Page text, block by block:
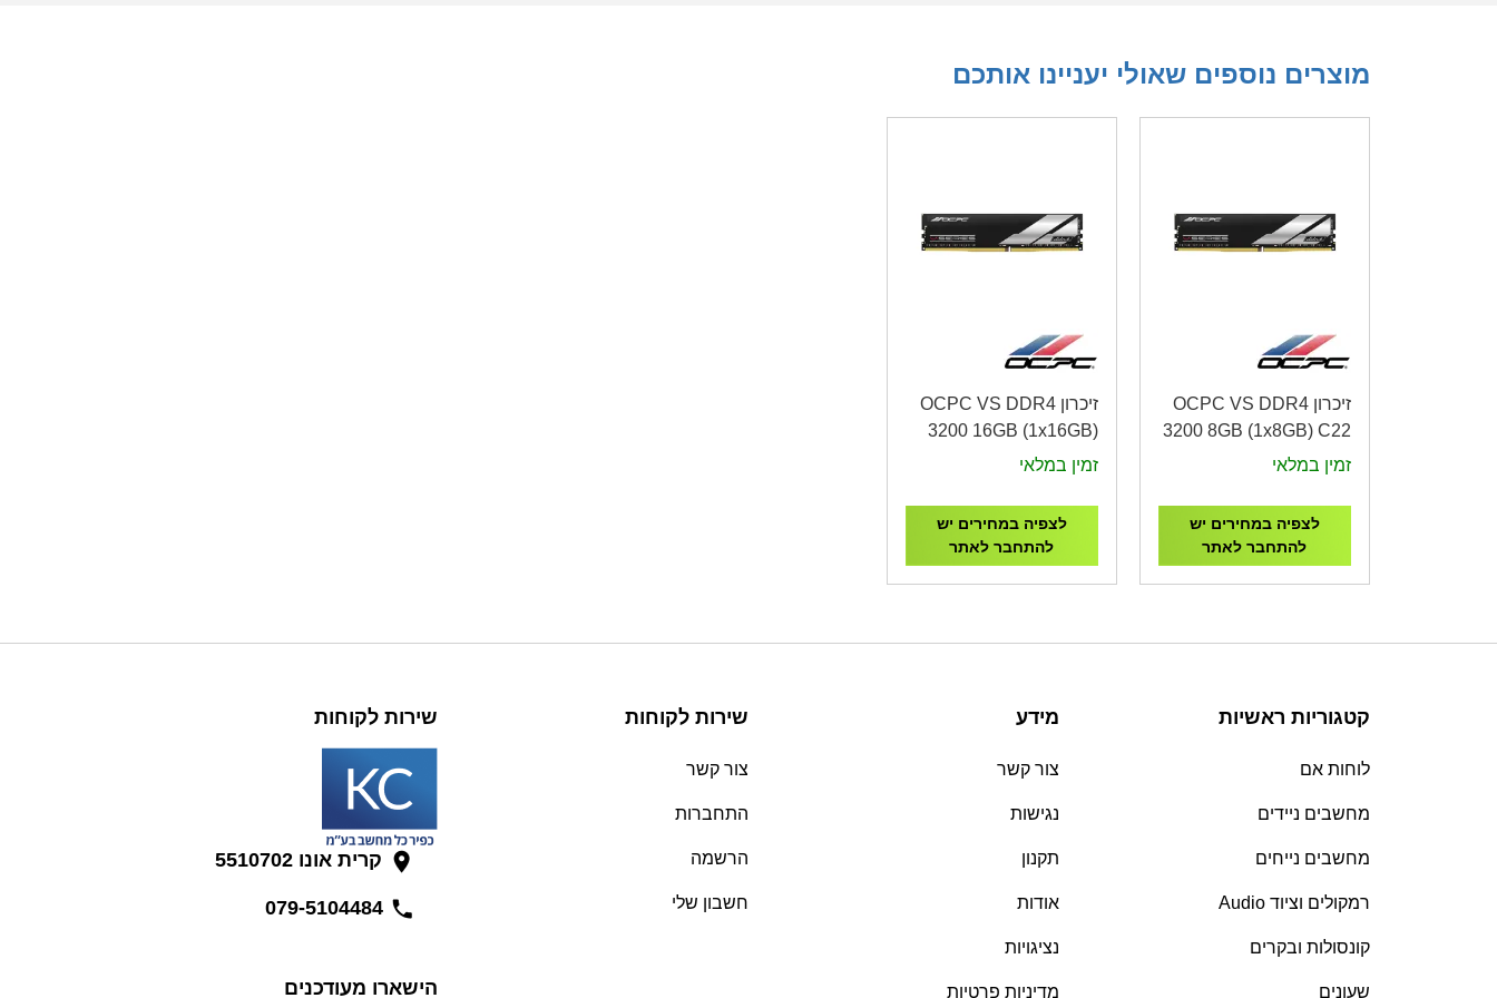
מוצרים נוספים שאולי יעניינו אותכם
זיכרון OCPC VS DDR4
3200 8GB (1x8GB) C22
זמין במלאי
לצפיה במחירים יש
להתחבר לאתר
זיכרון OCPC VS DDR4
3200 16GB (1x16GB)
C22
זמין במלאי
לצפיה במחירים יש
להתחבר לאתר
קטגוריות ראשיות
לוחות אם
מחשבים ניידים
מחשבים נייחים
רמקולים וציוד Audio
קונסולות ובקרים
שעונים
מידע
צור קשר
נגישות
תקנון
אודות
נציגויות
מדיניות פרטיות
שירות לקוחות
צור קשר
התחברות
הרשמה
חשבון שלי
שירות לקוחות
קרית אונו 5510702
הישארו מעודכנים